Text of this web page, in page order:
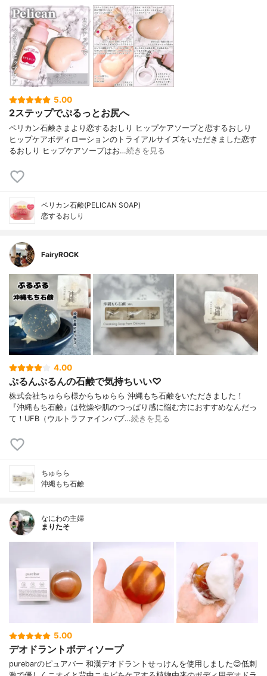
5.00
2ステップでぷるっとお尻へ
ペリカン石鹸さまより恋するおしり ヒップケアソープと恋するおしり
ヒップケアボディローションのトライアルサイズをいただきました恋す
るおしり ヒップケアソープはお…続きを見る
ペリカン石鹸(PELICAN SOAP)
恋するおしり
FairyROCK
4.00
ぷるんぷるんの石鹸で気持ちいい♡
株式会社ちゅらら様からちゅらら 沖縄もち石鹸をいただきました！
『沖縄もち石鹸』は乾燥や肌のつっぱり感に悩む方におすすめなんだっ
て！UFB（ウルトラファインバブ…続きを見る
ちゅらら
沖縄もち石鹸
なにわの主婦
まりたそ
5.00
デオドラントボディソープ
purebarのピュアバー 和漢デオドラントせっけんを使用しました😊低刺